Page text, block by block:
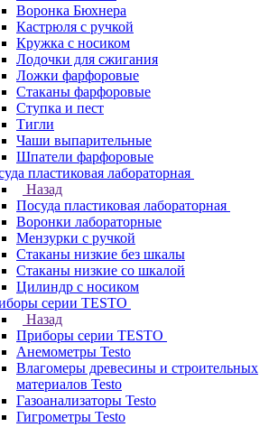
Воронка Бюхнера
Кастрюля с ручкой
Кружка с носиком
Лодочки для сжигания
Ложки фарфоровые
Стаканы фарфоровые
Ступка и пест
Тигли
Чаши выпарительные
Шпатели фарфоровые
пластиковая лабораторная
Назад
Посуда пластиковая лабораторная
Воронки лабораторные
Мензурки с ручкой
Стаканы низкие без шкалы
Стаканы низкие со шкалой
Цилиндр с носиком
серии TESTO
Назад
Приборы серии TESTO
Анемометры Testo
Влагомеры древесины и строительных
материалов Testo
Газоанализаторы Testo
Гигрометры Testo